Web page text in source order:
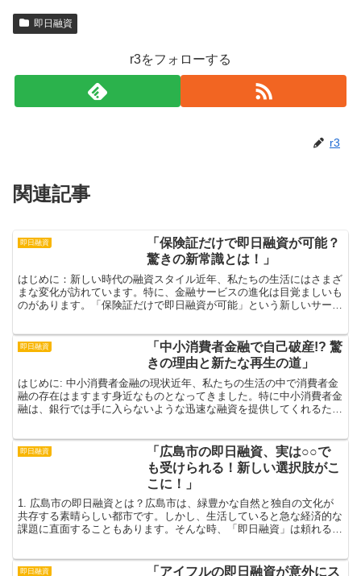
即日融資
r3をフォローする
r3
関連記事
即日融資
「保険証だけで即日融資が可能？
驚きの新常識とは！」
はじめに：新しい時代の融資スタイル近年、私たちの生活にはさまざ
まな変化が訪れています。特に、金融サービスの進化は目覚ましいも
のがあります。「保険証だけで即日融資が可能」という新しいサービ
即日融資
「中小消費者金融で自己破産!? 驚
きの理由と新たな再生の道」
はじめに: 中小消費者金融の現状近年、私たちの生活の中で消費者金
融の存在はますます身近なものとなってきました。特に中小消費者金
融は、銀行では手に入らないような迅速な融資を提供してくれるた
即日融資
「広島市の即日融資、実は○○で
も受けられる！新しい選択肢がこ
こに！」
1. 広島市の即日融資とは？広島市は、緑豊かな自然と独自の文化が
共存する素晴らしい都市です。しかし、生活していると急な経済的な
課題に直面することもあります。そんな時、「即日融資」は頼れる存
即日融資
「アイフルの即日融資が意外にス